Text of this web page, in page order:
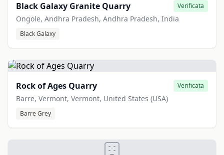
Black Galaxy Granite Quarry Verificata
Ongole, Andhra Pradesh, Andhra Pradesh, India
Black Galaxy
Rock of Ages Quarry Verificata
Barre, Vermont, Vermont, United States (USA)
Barre Grey